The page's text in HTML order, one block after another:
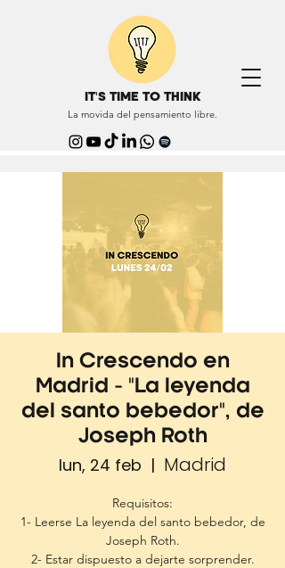
IT'S TIME TO THINK
La movida del pensamiento libre.
In Crescendo en
Madrid - "La leyenda
del santo bebedor", de
Joseph Roth
lun, 24 feb
  |
Madrid
Requisitos:
1- Leerse La leyenda del santo bebedor, de
Joseph Roth.
2- Estar dispuesto a dejarte sorprender.